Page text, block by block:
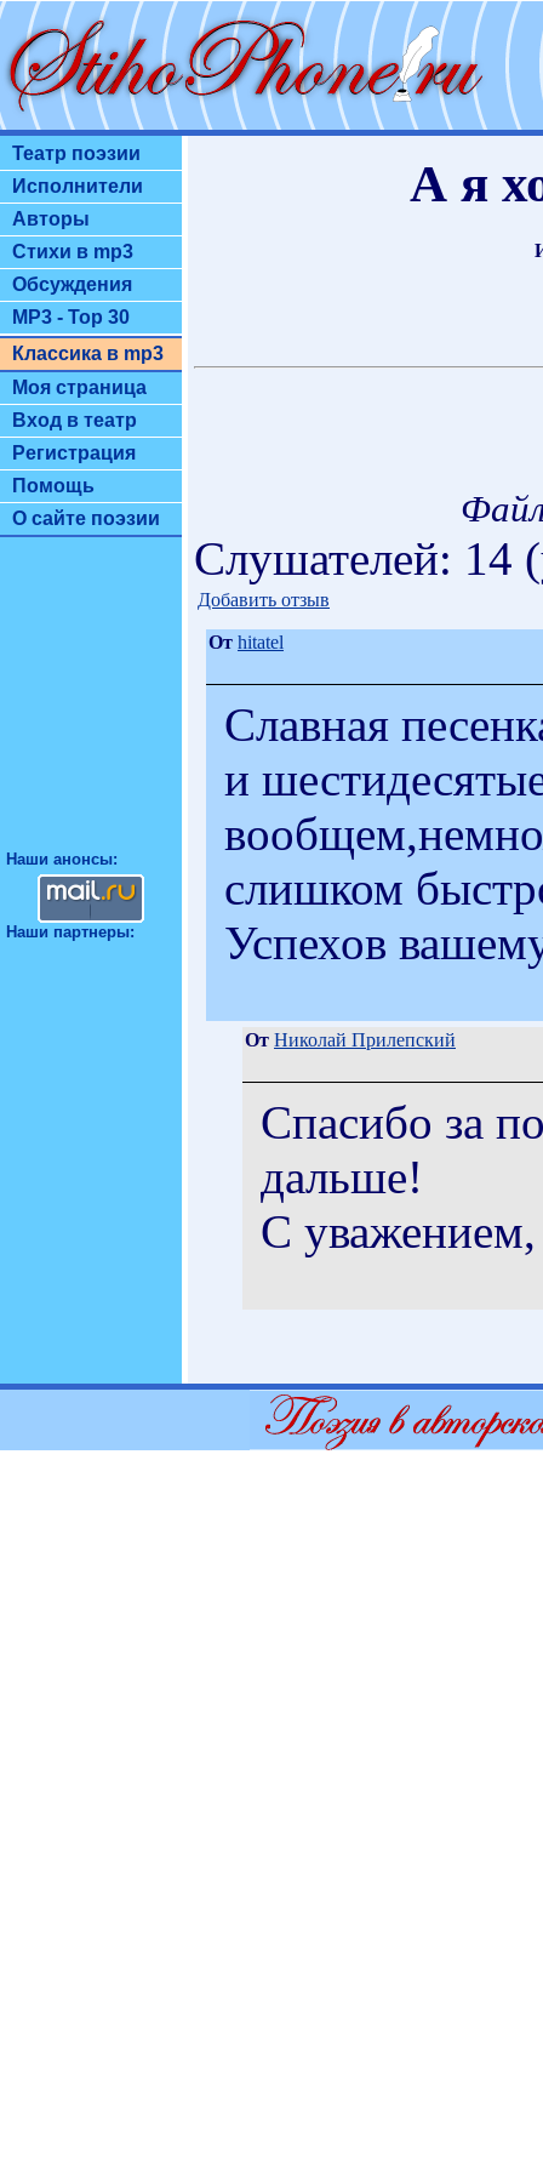
Театр поэзии
Исполнители
Авторы
Стихи в mp3
Обсуждения
MP3 - Top 30
Классика в mp3
Моя страница
Вход в театр
Регистрация
Помощь
О сайте поэзии
Наши анонсы:
Наши партнеры:
А я
Слушателей: 14
Добавить отзыв
От hitatel
Славная
и
слишком
Успехов
От Николай Прилепский
Спасибо за
дальше!
С